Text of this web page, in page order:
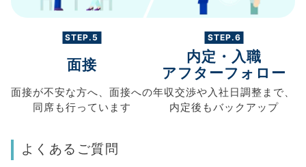
STEP.5
面接
面接が不安な方へ、 面接への
同席も行っています
STEP.6
内定・入職
アフターフォロー
年収交渉や入社日調整まで、
内定後もバックアップ
よくあるご質問